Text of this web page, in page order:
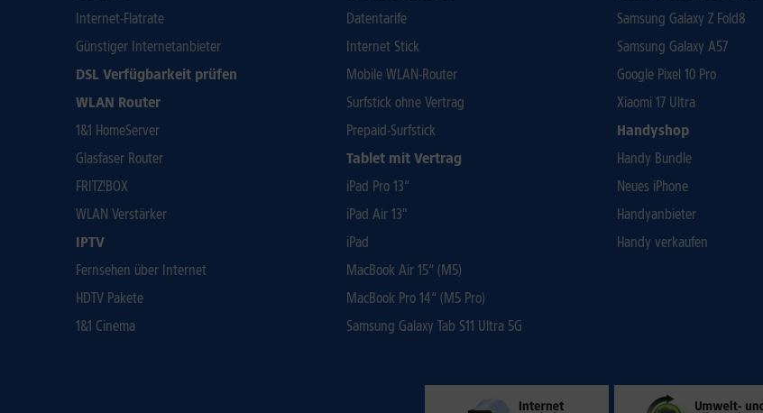
Internet-Flatrate
Günstiger Internetanbieter
DSL Verfügbarkeit prüfen
WLAN Router
1&1 HomeServer
Glasfaser Router
FRITZ!BOX
WLAN Verstärker
IPTV
Fernsehen über Internet
HDTV Pakete
1&1 Cinema
Datentarife
Internet Stick
Mobile WLAN-Router
Surfstick ohne Vertrag
Prepaid-Surfstick
Tablet mit Vertrag
iPad Pro 13“
iPad Air 13"
iPad
MacBook Air 15“ (M5)
MacBook Pro 14“ (M5 Pro)
Samsung Galaxy Tab S11 Ultra 5G
Samsung Galaxy Z Fold8
Samsung Galaxy A57
Google Pixel 10 Pro
Xiaomi 17 Ultra
Handyshop
Handy Bundle
Neues iPhone
Handyanbieter
Handy verkaufen